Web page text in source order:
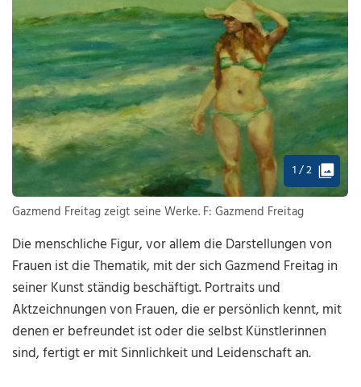
1 / 2
Gazmend Freitag zeigt seine Werke. F: Gazmend Freitag
Die menschliche Figur, vor allem die Darstellungen von
Frauen ist die Thematik, mit der sich Gazmend Freitag in
seiner Kunst ständig beschäftigt. Portraits und
Aktzeichnungen von Frauen, die er persönlich kennt, mit
denen er befreundet ist oder die selbst Künstlerinnen
sind, fertigt er mit Sinnlichkeit und Leidenschaft an.